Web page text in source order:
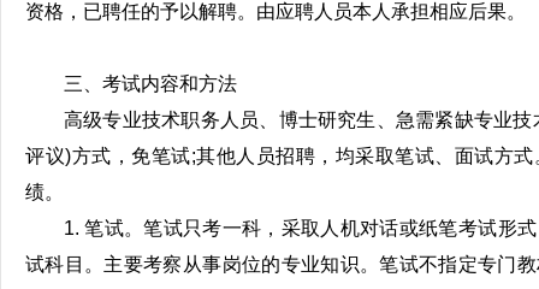
资格，已聘任的予以解聘。由应聘人员本人承担相应后果。
三、考试内容和方法
高级专业技术职务人员、博士研究生、急需紧缺专业
评议)方式，免笔试;其他人员招聘，均采取笔试、面试方
绩。
1. 笔试。笔试只考一科，采取人机对话或纸笔考试形
试科目。主要考察从事岗位的专业知识。笔试不指定专门